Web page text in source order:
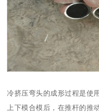
冷挤压弯头的成形过程是使
上下模合模后，在推杆的推